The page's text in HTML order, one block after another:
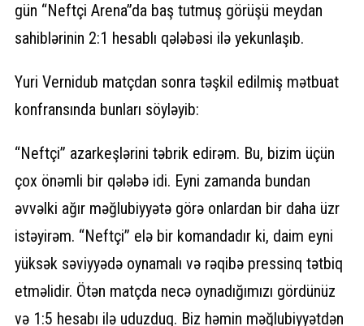
gün “Neftçi Arena”da baş tutmuş görüşü meydan
sahiblərinin 2:1 hesablı qələbəsi ilə yekunlaşıb.
Yuri Vernidub matçdan sonra təşkil edilmiş mətbuat
konfransında bunları söyləyib:
“Neftçi” azarkeşlərini təbrik edirəm. Bu, bizim üçün
çox önəmli bir qələbə idi. Eyni zamanda bundan
əvvəlki ağır məğlubiyyətə görə onlardan bir daha üzr
istəyirəm. “Neftçi” elə bir komandadır ki, daim eyni
yüksək səviyyədə oynamalı və rəqibə pressinq tətbiq
etməlidir. Ötən matçda necə oynadığımızı gördünüz
və 1:5 hesabı ilə uduzduq. Biz həmin məğlubiyyətdən